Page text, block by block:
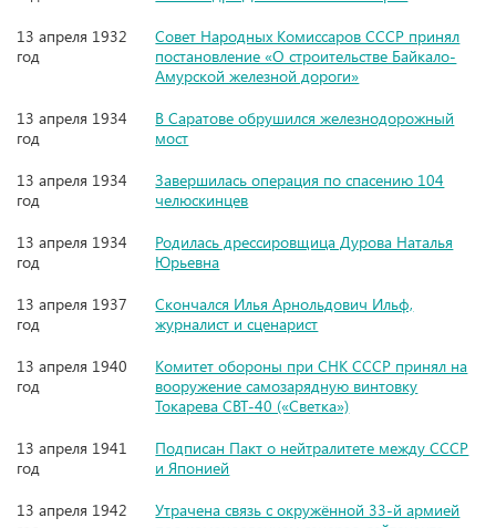
13 апреля 1932
год
Совет Народных Комиссаров СССР принял
постановление «О строительстве Байкало-
Амурской железной дороги»
13 апреля 1934
год
В Саратове обрушился железнодорожный
мост
13 апреля 1934
год
Завершилась операция по спасению 104
челюскинцев
13 апреля 1934
год
Родилась дрессировщица Дурова Наталья
Юрьевна
13 апреля 1937
год
Скончался Илья Арнольдович Ильф,
журналист и сценарист
13 апреля 1940
год
Комитет обороны при СНК СССР принял на
вооружение самозарядную винтовку
Токарева СВТ-40 («Светка»)
13 апреля 1941
год
Подписан Пакт о нейтралитете между СССР
и Японией
13 апреля 1942
Утрачена связь с окружённой 33-й армией